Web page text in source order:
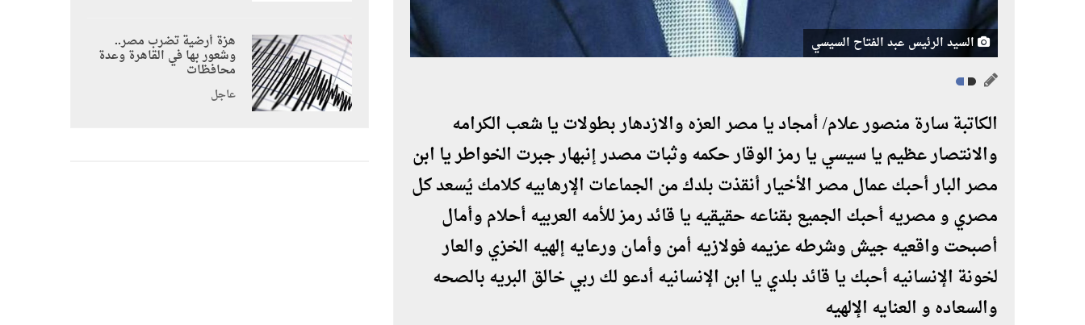
السيد الرئيس عبد الفتاح السيسي
الكاتبة سارة منصور علام/ أمجاد يا مصر العزه والازدهار بطولات يا شعب الكرامه
والانتصار عظيم يا سيسي يا رمز الوقار حكمه وثبات مصدر إنبهار جبرت الخواطر يا ابن
مصر البار أحبك عمال مصر الأخيار أنقذت بلدك من الجماعات الإرهابيه كلامك يُسعد كل
مصري و مصريه أحبك الجميع بقناعه حقيقيه يا قائد رمز للأمه العربيه أحلام وأمال
أصبحت واقعيه جيش وشرطه عزيمه فولازيه أمن وأمان ورعايه إلهيه الخزي والعار
لخونة الإنسانيه أحبك يا قائد بلدي يا ابن الإنسانيه أدعو لك ربي خالق البريه بالصحه
والسعاده و العنايه الإلهيه
هزة أرضية تضرب مصر..
وشعور بها في القاهرة وعدة
محافظات
عاجل